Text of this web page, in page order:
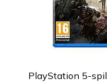
PlayStation 5-spil